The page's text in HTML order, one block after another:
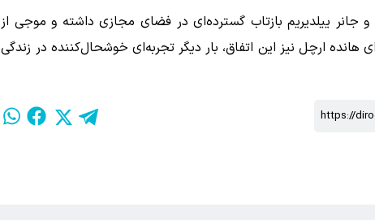
جانر ییلدیریم بازتاب گسترده‌ای در فضای مجازی داشته و موجی از
هانده ارچل نیز این اتفاق، بار دیگر تجربه‌ای خوشحال‌کننده در زندگی